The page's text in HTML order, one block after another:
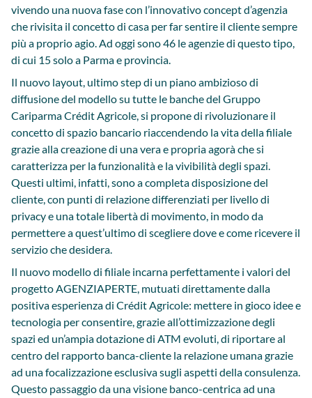
vivendo una nuova fase con l’innovativo concept d’agenzia
che rivisita il concetto di casa per far sentire il cliente sempre
più a proprio agio. Ad oggi sono 46 le agenzie di questo tipo,
di cui 15 solo a Parma e provincia.
Il nuovo layout, ultimo step di un piano ambizioso di
diffusione del modello su tutte le banche del Gruppo
Cariparma Crédit Agricole, si propone di rivoluzionare il
concetto di spazio bancario riaccendendo la vita della filiale
grazie alla creazione di una vera e propria agorà che si
caratterizza per la funzionalità e la vivibilità degli spazi.
Questi ultimi, infatti, sono a completa disposizione del
cliente, con punti di relazione differenziati per livello di
privacy e una totale libertà di movimento, in modo da
permettere a quest’ultimo di scegliere dove e come ricevere il
servizio che desidera.
Il nuovo modello di filiale incarna perfettamente i valori del
progetto AGENZIAPERTE, mutuati direttamente dalla
positiva esperienza di Crédit Agricole: mettere in gioco idee e
tecnologia per consentire, grazie all’ottimizzazione degli
spazi ed un’ampia dotazione di ATM evoluti, di riportare al
centro del rapporto banca-cliente la relazione umana grazie
ad una focalizzazione esclusiva sugli aspetti della consulenza.
Questo passaggio da una visione banco-centrica ad una